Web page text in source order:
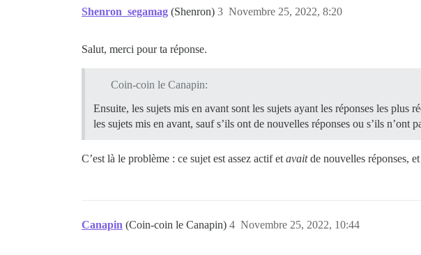
Shenron_segamag (Shenron) Novembre 25, 2022, 8:20
3
Salut, merci pour ta réponse.
Coin-coin le Canapin:
Ensuite, les sujets mis en avant sont les sujets ayant les réponses les plus
les sujets mis en avant, sauf s’ils ont de nouvelles réponses ou s’ils n’ont
C’est là le problème : ce sujet est assez actif et avaitde nouvelles réponses, et
Canapin (Coin-coin le Canapin) Novembre 25, 2022, 10:44
4